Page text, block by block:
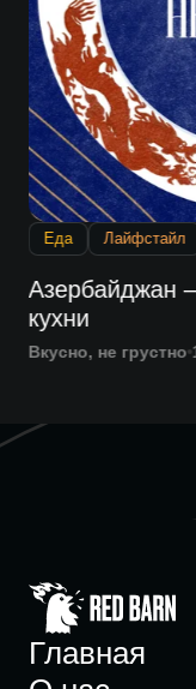
Еда Лайфстайл
Азербайджан
кухни
Вкусно, не грустно
Главная